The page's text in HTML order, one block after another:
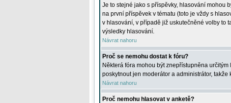
Je to stejné jako s příspěvky, hlasování mohou
na první příspěvek v tématu (toto je vždy s
v hlasování, v případě již uskutečněné volby to
výsledky hlasování.
Návrat nahoru
Proč se nemohu dostat k fóru?
Některá fóra mohou být znepřístupněna
poskytnout jen moderátor a administrátor, takže
Návrat nahoru
Proč nemohu hlasovat v anketě?